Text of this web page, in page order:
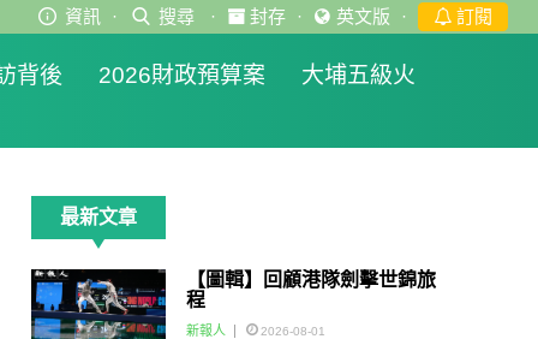
資訊 · 搜尋 · 封存 · 英文版 · 訂閱
背後 2026財政預算案
大埔五級火
最新文章
【圖輯】回顧港隊劍擊世錦旅
程
新報人 2026-08-01